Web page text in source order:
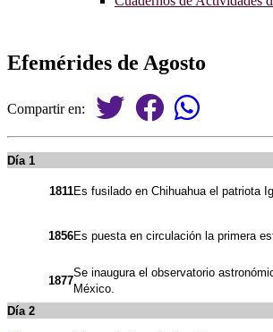
Efemérides de Agosto
Compartir en:
Día 1
1811Es fusilado en Chihuahua el patriota
1856Es puesta en circulación la primera
1877
Se inaugura el observatorio
México.
Día 2